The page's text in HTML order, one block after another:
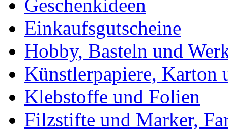
Geschenkideen
Einkaufsgutscheine
Hobby, Basteln und
Künstlerpapiere, Karton
Klebstoffe und Folien
Filzstifte und Marker,